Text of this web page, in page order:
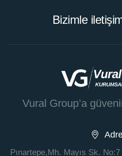
Bizimle
Vural Group’a
Pınartepe,Mh. Mayıs Sk.